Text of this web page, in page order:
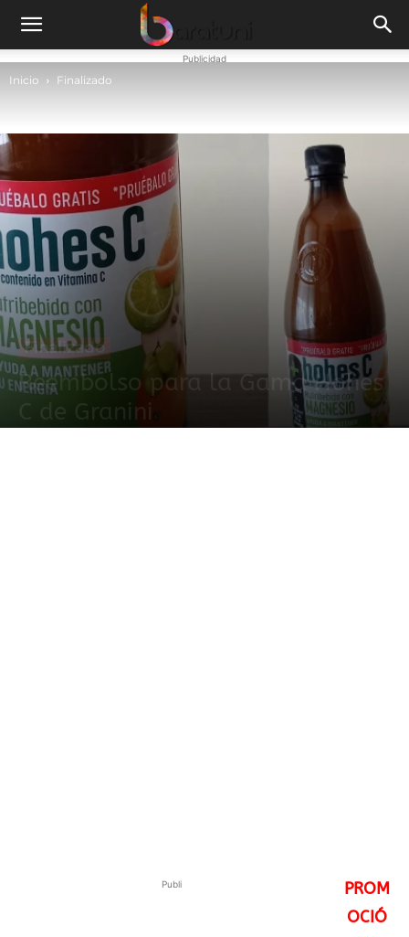
Publicidad
Inicio Finalizado
Finalizado
Reembolso para la Gama Hohes
C de Granini
Publi
PROM
OCIÓ